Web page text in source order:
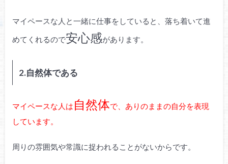
マイペースな人と一緒に仕事をしていると、落ち着いて進
めてくれるので安心感があります。
2.自然体である
マイペースな人は 自然体で、ありのままの自分を表現
しています。
周りの雰囲気や常識に捉われることがないからです。